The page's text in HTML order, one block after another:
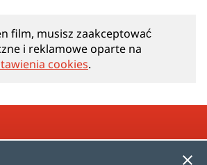
film, musisz zaakceptować
i reklamowe oparte na
cookies.